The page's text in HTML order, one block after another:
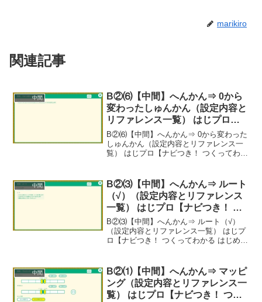
marikiro
関連記事
中間
B②⑹【中間】へんかん⇒ 0から
変わったしゅんかん（設定内容と
リファレンス一覧） はじプロ
【ナビつき！ つくってわかる は
じめてゲームプログラミング】
B②⑹【中間】へんかん⇒ 0から変わった
しゅんかん（設定内容とリファレンス一
覧） はじプロ【ナビつき！ つくってわか
中間
B②⑶【中間】へんかん⇒ ルート
（√）（設定内容とリファレンス
一覧） はじプロ【ナビつき！ つ
くってわかる はじめてゲームプ
ログラミング】
B②⑶【中間】へんかん⇒ ルート（√）
（設定内容とリファレンス一覧） はじプ
ロ【ナビつき！ つくってわかる はじめて
中間
B②⑴【中間】へんかん⇒ マッピ
ング（設定内容とリファレンス一
覧） はじプロ【ナビつき！ つく